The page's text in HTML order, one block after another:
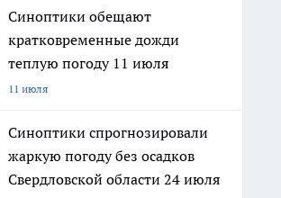
Синоптики обещают
кратковременные дожди
теплую погоду 11 июля
11 июля
Синоптики спрогнозировали
жаркую погоду без осадков
Свердловской области 24 июля